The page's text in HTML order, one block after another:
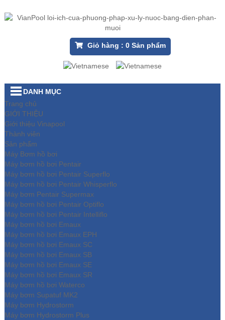
Giỏ hàng : 0Sản phẩm
DANH MỤC
Trang chủ
GIỚI THIỆU
Giới thiệu Vinapool
Thành viên
Sản phẩm
Máy Bơm hồ bơi
Máy bơm hồ bơi Pentair
Máy bơm hồ bơi Pentair Superflo
Máy bơm hồ bơi Pentair Whisperflo
Máy bơm Pentair Supermax
Máy bơm hồ bơi Pentair Optiflo
Máy bơm hồ bơi Pentair Intelliflo
Máy bơm hồ bơi Emaux
Máy bơm hồ bơi Emaux EPH
Máy bơm hồ bơi Emaux SC
Máy bơm hồ bơi Emaux SB
Máy bơm hồ bơi Emaux SE
Máy bơm hồ bơi Emaux SR
Máy bơm hồ bơi Waterco
Máy bơm Supatuf MK2
Máy bơm Hydrostorm
Máy bơm Hydrostorm Plus